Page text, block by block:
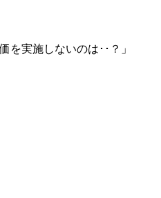
実施しないのは･･？」